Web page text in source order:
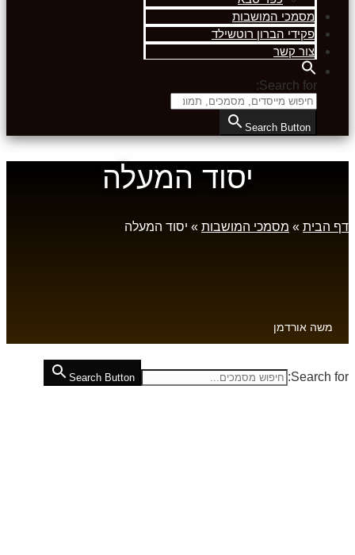
מסמכי המושבות
פקידי הברון רוטשילד
צור קשר
Search for:
Search Button
יסוד המעלה
דף הבית » מסמכי המושבות » יסוד המעלה
משה אורדמן
Search for:
Search Button